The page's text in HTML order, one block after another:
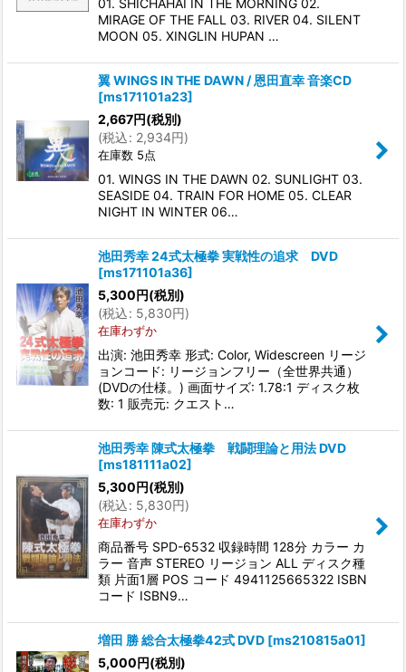
01. SHICHAHAI IN THE MORNING 02.
MIRAGE OF THE FALL 03. RIVER 04. SILENT
MOON 05. XINGLIN HUPAN …
翼 WINGS IN THE DAWN / 恩田直幸 音楽CD
[ms171101a23]
2,667円(税別)
(税込: 2,934円)
在庫数 5点
01. WINGS IN THE DAWN 02. SUNLIGHT 03.
SEASIDE 04. TRAIN FOR HOME 05. CLEAR
NIGHT IN WINTER 06…
池田秀幸 24式太極拳 実戦性の追求 DVD
[ms171101a36]
5,300円(税別)
(税込: 5,830円)
在庫わずか
出演: 池田秀幸 形式: Color, Widescreen リージ
ョンコード: リージョンフリー（全世界共通）
(DVDの仕様。) 画面サイズ: 1.78:1 ディスク枚
数: 1 販売元: クエスト…
池田秀幸 陳式太極拳 戦闘理論と用法 DVD
[ms181111a02]
5,300円(税別)
(税込: 5,830円)
在庫わずか
商品番号 SPD-6532 収録時間 128分 カラー カ
ラー 音声 STEREO リージョン ALL ディスク種
類 片面1層 POS コード 4941125665322 ISBN
コード ISBN9…
増田 勝 総合太極拳42式 DVD [ms210815a01]
5,000円(税別)